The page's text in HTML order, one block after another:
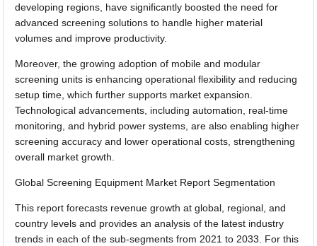
developing regions, have significantly boosted the need for
advanced screening solutions to handle higher material
volumes and improve productivity.
Moreover, the growing adoption of mobile and modular
screening units is enhancing operational flexibility and reducing
setup time, which further supports market expansion.
Technological advancements, including automation, real-time
monitoring, and hybrid power systems, are also enabling higher
screening accuracy and lower operational costs, strengthening
overall market growth.
Global Screening Equipment Market Report Segmentation
This report forecasts revenue growth at global, regional, and
country levels and provides an analysis of the latest industry
trends in each of the sub-segments from 2021 to 2033. For this